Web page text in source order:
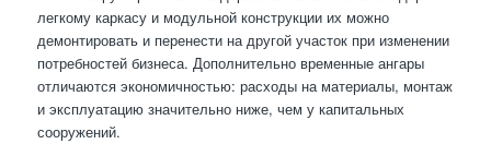
легкому каркасу и модульной конструкции их можно
демонтировать и перенести на другой участок при изменении
потребностей бизнеса. Дополнительно временные ангары
отличаются экономичностью: расходы на материалы, монтаж
и эксплуатацию значительно ниже, чем у капитальных
сооружений.